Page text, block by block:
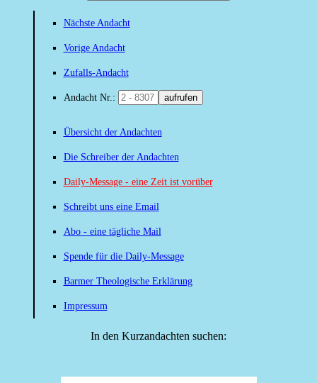
Nächste Andacht
Vorige Andacht
Zufalls-Andacht
Andacht Nr.: aufrufen
Übersicht der Andachten
Die Schreiber der Andachten
Daily-Message - eine Zeit ist vorüber
Schreibt uns eine Email
Abo - eine tägliche Mail
Spende für die Daily-Message
Barmer Theologische Erklärung
Impressum
In den Kurzandachten suchen: